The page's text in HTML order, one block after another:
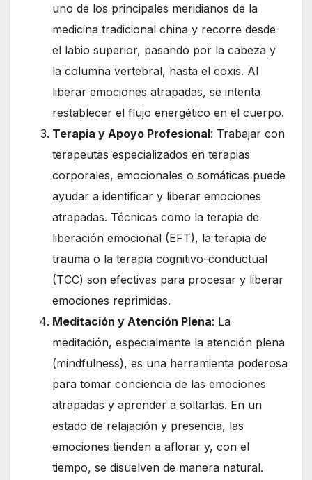
uno de los principales meridianos de la
medicina tradicional china y recorre desde
el labio superior, pasando por la cabeza y
la columna vertebral, hasta el coxis. Al
liberar emociones atrapadas, se intenta
restablecer el flujo energético en el cuerpo.
Terapia y Apoyo Profesional: Trabajar con
terapeutas especializados en terapias
corporales, emocionales o somáticas puede
ayudar a identificar y liberar emociones
atrapadas. Técnicas como la terapia de
liberación emocional (EFT), la terapia de
trauma o la terapia cognitivo-conductual
(TCC) son efectivas para procesar y liberar
emociones reprimidas.
Meditación y Atención Plena: La
meditación, especialmente la atención plena
(mindfulness), es una herramienta poderosa
para tomar conciencia de las emociones
atrapadas y aprender a soltarlas. En un
estado de relajación y presencia, las
emociones tienden a aflorar y, con el
tiempo, se disuelven de manera natural.